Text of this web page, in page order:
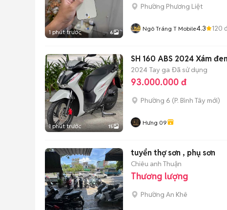
1 phút trước 6
Phường Phương Liệt
Ngô Tráng T Mobile4.3 120
1 phút trước 15
SH 160 ABS 2024 Xám
2024 Tay ga Đã sử dụng
93.000.000 đ
Phường 6 (P. Bình Tây mới)
Hưng 09
tuyển thợ sơn , phụ sơn
Chiêu anh Thuận
Thương lượng
Phường An Khê